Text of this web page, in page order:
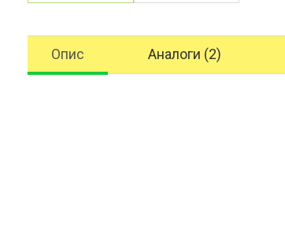
Опис Аналоги (2)